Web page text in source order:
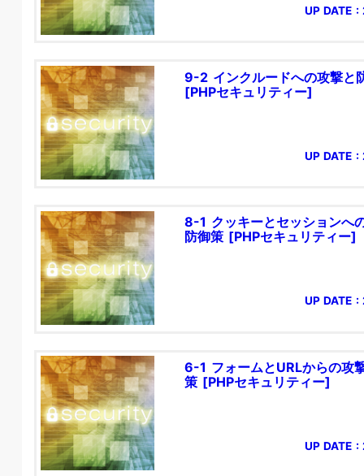
UP DATE :
9-2 インクルードへの攻撃と
[PHPセキュリティー]
UP DATE :
8-1 クッキーとセッションへ
防御策 [PHPセキュリティー]
UP DATE :
6-1 フォームとURLからの攻
策 [PHPセキュリティー]
UP DATE :